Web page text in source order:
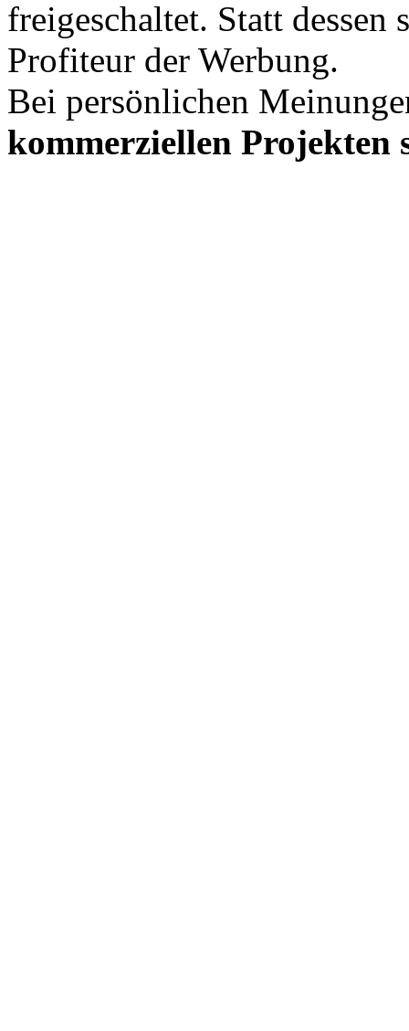
freigeschaltet. Statt dessen
Profiteur der Werbung.
Bei persönlichen
kommerziellen Projekten